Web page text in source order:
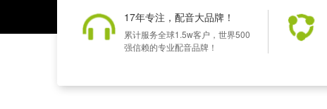
17年专注，配音大品牌！
累计服务全球1.5w客户，世界500
强信赖的专业配音品牌！